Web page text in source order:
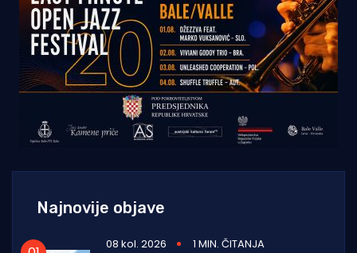
Najnovije objave
08 kol. 2026
1 MIN. ČITANJA